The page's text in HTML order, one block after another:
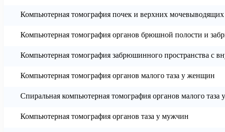
Компьютерная томография почек и верхних
Компьютерная томография органов брюшной полости и
Компьютерная томография забрюшинного пространства с
Компьютерная томография органов малого таза у женщин
Спиральная компьютерная томография органов малого
Компьютерная томография органов таза у мужчин